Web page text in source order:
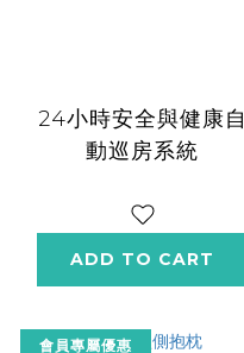
24小時安全與健康自
動巡房系統
ADD TO CART
會員專屬優惠